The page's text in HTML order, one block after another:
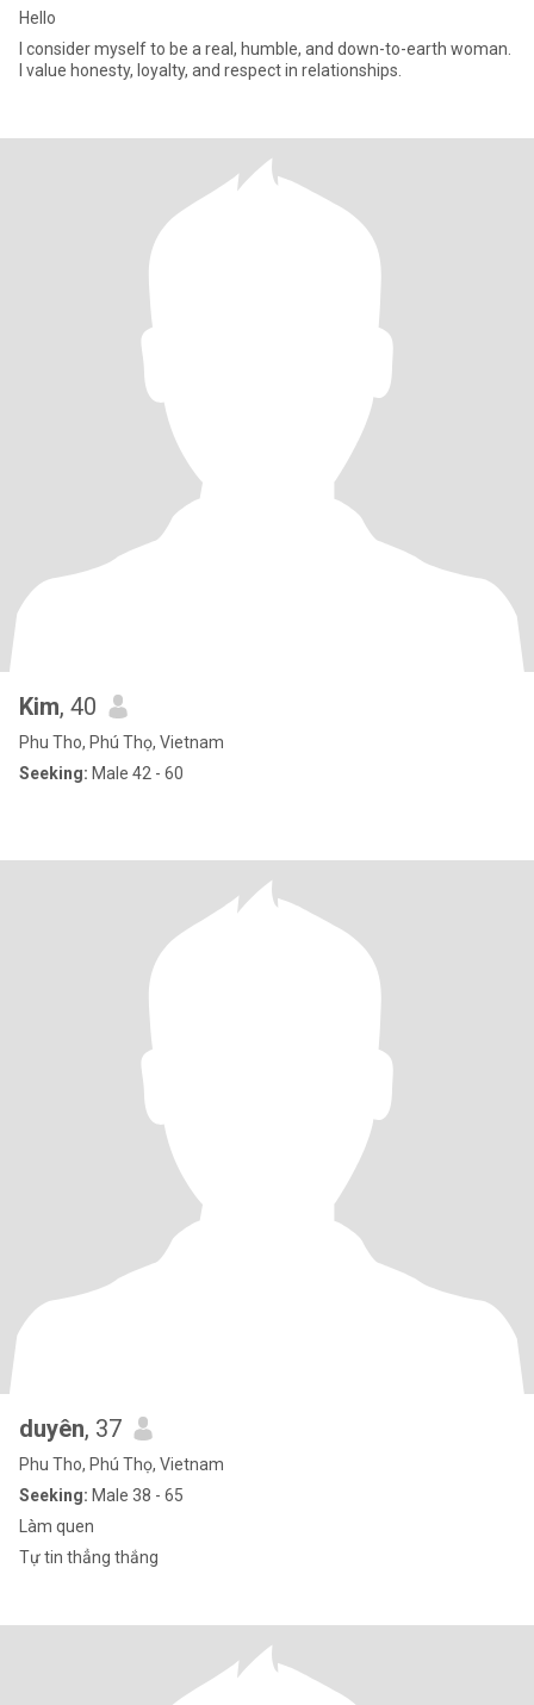
Hello
I consider myself to be a real, humble, and down-to-earth woman.
I value honesty, loyalty, and respect in relationships.
Kim, 40
Phu Tho, Phú Thọ, Vietnam
Seeking: Male 42 - 60
duyên, 37
Phu Tho, Phú Thọ, Vietnam
Seeking: Male 38 - 65
Làm quen
Tự tin thẳng thắng